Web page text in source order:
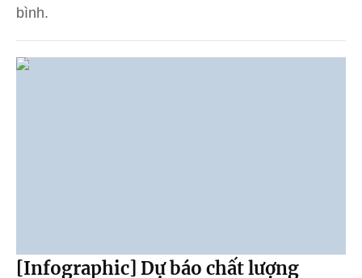
bình.
[Infographic] Dự báo chất lượng